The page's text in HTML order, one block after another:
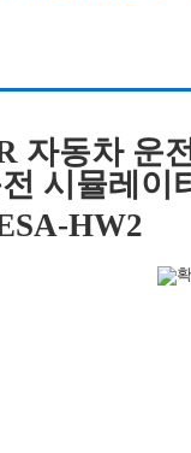
자동차 운
시뮬레
HW2